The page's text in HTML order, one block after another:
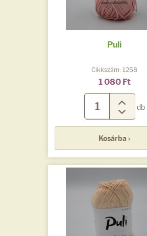
Puli
Cikkszám: 1258
1 080 Ft
db
Kosárba ›